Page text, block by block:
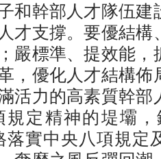
和幹部人才隊伍建
才支撐。要優結構
嚴標準、提效能，
，優化人才結構佈
活力的高素質幹部
定精神的堤壩，
落實中央八項規定